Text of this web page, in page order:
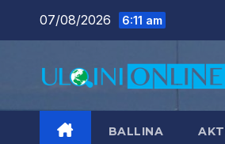
07/08/2026 6:11 am
BALLINA